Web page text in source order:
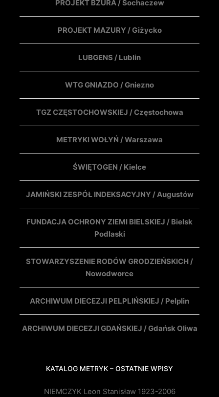
PROJEKT BZURA / Sochaczew
PROJEKT MAZURY / Giżycko
LUBGENS / Lublin
WTG GNIAZDO / Gniezno
TGZ CZĘSTOCHOWSKIEJ / Częstochowa
METRYKI WOŁYŃ / Warszawa
ŚWIĘTOGEN / Kielce
JAMIŃSKI ZESPÓŁ INDEKSACYJNY / Augustów
FUNDACJA OCHRONY ZIEMI BIELSKIEJ / Bielsk
Podlaski
STOWARZYSZENIE RODÓW GRODZIEŃSKICH /
Nowodworce
ARCHIWUM DIECEZJI PELPLIŃSKIEJ / Pelplin
ARCHIWUM DIECEZJI GDAŃSKIEJ / Gdańsk Oliwa
KATALOG METRYK – OSTATNIE WPISY
NIEMCZYK Leon Stanisław 1923-2006